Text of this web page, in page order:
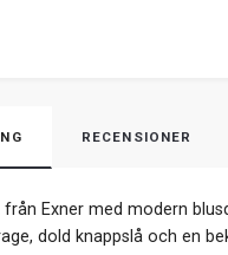
RECENSIONER
från Exner med modern
dold knappslå och en